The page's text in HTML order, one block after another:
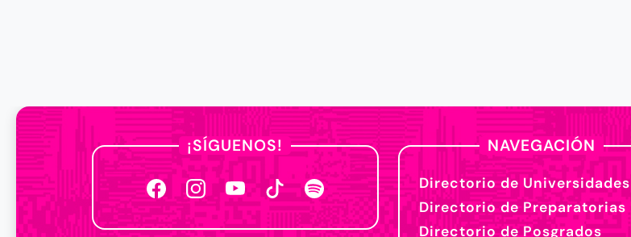
¡SÍGUENOS! NAVEGACIÓN
Directorio de Universidades
Directorio de Preparatorias
Directorio de Posgrados